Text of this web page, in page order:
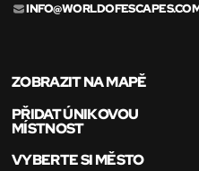
ZOBRAZIT NA MAPĚ
PŘIDAT ÚNIKOVOU
MÍSTNOST
VYBERTE SI MĚSTO